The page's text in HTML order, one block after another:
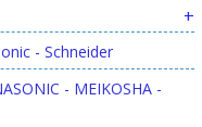
+
- Schneider
- MEIKOSHA -